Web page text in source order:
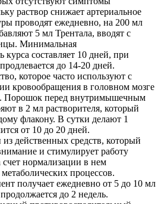
раствор снижает артериальное
проводят ежедневно, на 200 мл
5 мл Трентала, вводят с
Минимальная
курса составляет 10 дней, при
до 14-20 дней.
которое часто используют с
кровообращения в головном мозге
Порошок перед внутримышечным
в 2 мл растворителя, который
флакону. В сутки делают 1
от 10 до 20 дней.
из действенных средств, который
и стимулирует работу
счет нормализации в нем
процессов.
получает ежедневно от 5 до 10 мл
до 2 недель.